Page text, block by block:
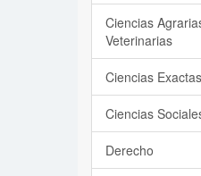
Ciencias
Veterinarias
Ciencias
Ciencias
Derecho